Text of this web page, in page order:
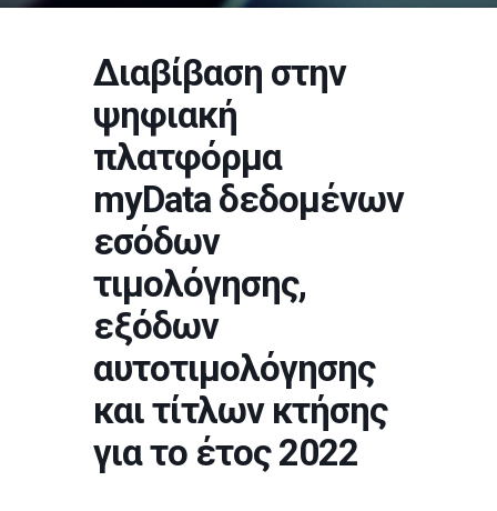
Διαβίβαση στην
ψηφιακή
πλατφόρμα
myData δεδομένων
εσόδων
τιμολόγησης,
εξόδων
αυτοτιμολόγησης
και τίτλων κτήσης
για το έτος 2022